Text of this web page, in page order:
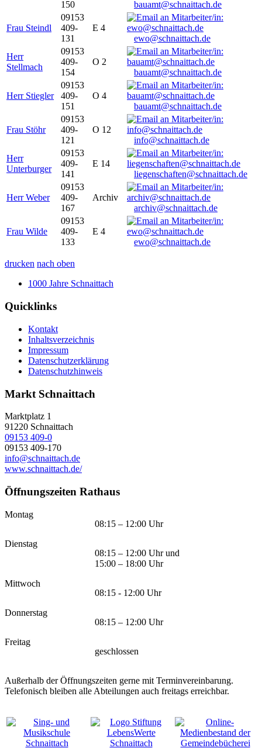
150
bauamt@schnaittach.de
Frau Steindl
09153
409-
131
E 4
ewo@schnaittach.de
Herr
Stellmach
09153
409-
154
O 2
bauamt@schnaittach.de
Herr Stiegler
09153
409-
151
O 4
bauamt@schnaittach.de
Frau Stöhr
09153
409-
121
O 12
info@schnaittach.de
Herr
Unterburger
09153
409-
141
E 14
liegenschaften@schnaittach.de
Herr Weber
09153
409-
167
Archiv
archiv@schnaittach.de
Frau Wilde
09153
409-
133
E 4
ewo@schnaittach.de
drucken nach oben
1000 Jahre Schnaittach
Quicklinks
Kontakt
Inhaltsverzeichnis
Impressum
Datenschutzerklärung
Datenschutzhinweis
Markt Schnaittach
Marktplatz 1
91220 Schnaittach
09153 409-0
09153 409-170
info@schnaittach.de
www.schnaittach.de/
Öffnungszeiten Rathaus
Montag
08:15 – 12:00 Uhr
Dienstag
08:15 – 12:00 Uhr und
15:00 – 18:00 Uhr
Mittwoch
08:15 - 12:00 Uhr
Donnerstag
08:15 – 12:00 Uhr
Freitag
geschlossen
Außerhalb der Öffnungszeiten gerne mit Terminvereinbarung.
Telefonisch bleiben alle Abteilungen auch freitags erreichbar.